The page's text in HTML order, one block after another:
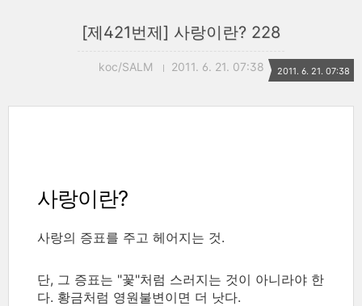
[제421번제] 사랑이란? 228
koc/SALM 2011. 6. 21. 07:38 2011. 6. 21. 07:38
사랑이란?
사랑의 증표를 주고 헤어지는 것.
단, 그 증표는 "꽃"처럼 스러지는 것이 아니라야 한
다. 황금처럼 영원불변이면 더 낫다.